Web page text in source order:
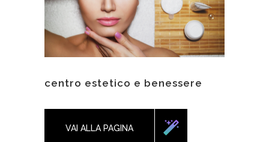
centro estetico e benessere
VAI ALLA PAGINA